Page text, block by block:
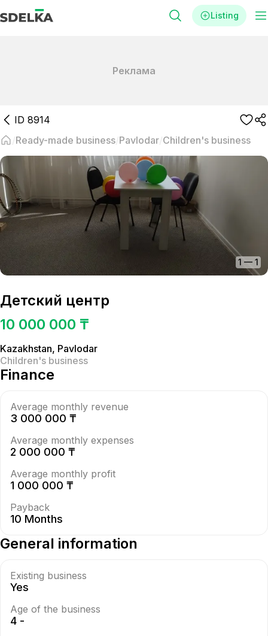
Listing
Реклама
ID 8914
Ready-made business Pavlodar Children's business
1 — 1
Детский центр
10 000 000 ₸
Kazakhstan, Pavlodar
Children's business
Finance
Average monthly revenue
3 000 000 ₸
Average monthly expenses
2 000 000 ₸
Average monthly profit
1 000 000 ₸
Payback
10 Months
General information
Existing business
Yes
Age of the business
4 -